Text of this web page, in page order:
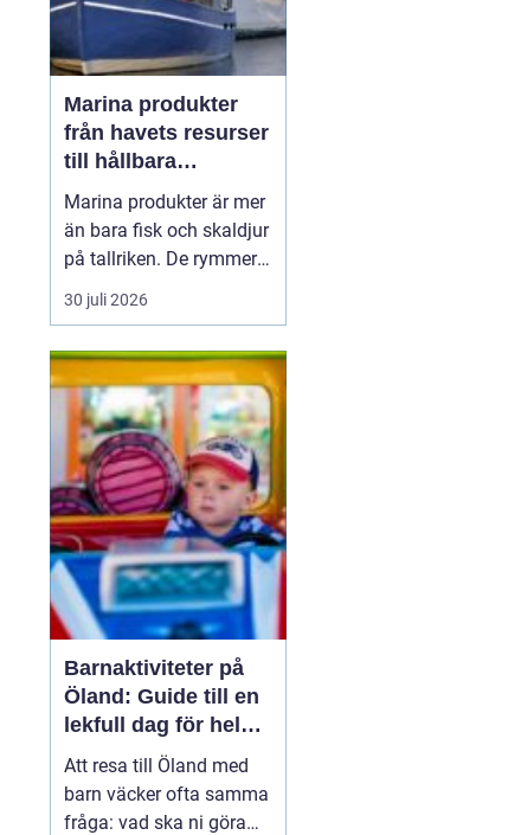
Marina produkter
från havets resurser
till hållbara
upplevelser
Marina produkter är mer
än bara fisk och skaldjur
på tallriken. De rymmer
allt från mat och hälsa
till friluftsliv, kultur och
områden spelar havet en
central roll för både
ekonomi och livskvalitet.
När fler söker sig mot
nat...
30 juli 2026
Barnaktiviteter på
Öland: Guide till en
lekfull dag för hela
familjen
Att resa till Öland med
barn väcker ofta samma
fråga: vad ska ni göra